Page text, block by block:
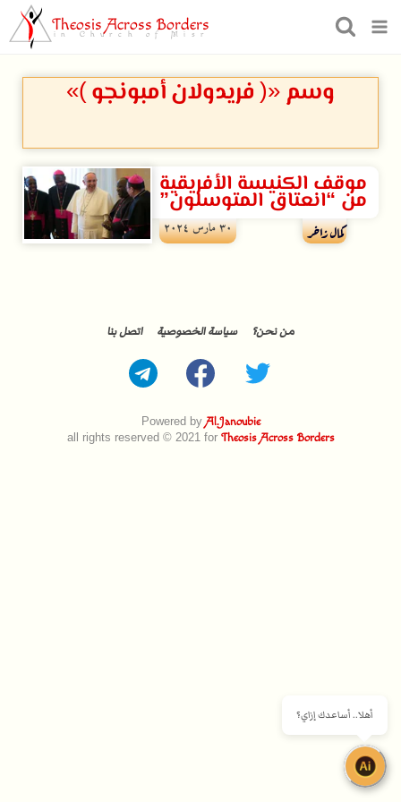
Theosis Across Borders
in Church of Misr
وسم «( فريدولان أمبونجو )»
موقف الكنيسة الأفريقية
من “انعتاق المتوسلون”
كمال زاخر ۳۰ مارس ۲۰۲٤
Powered by Al.Janoubie
all rights reserved © 2021 for Theosis Across Borders
من نحن؟ سياسة الخصوصية اتصل بنا
أهلا.. أساعدك إزاي؟